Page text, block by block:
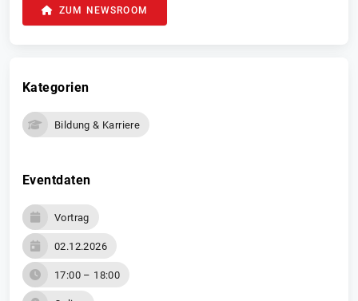
ZUM NEWSROOM
Kategorien
Bildung & Karriere
Eventdaten
Vortrag
02.12.2026
17:00 – 18:00